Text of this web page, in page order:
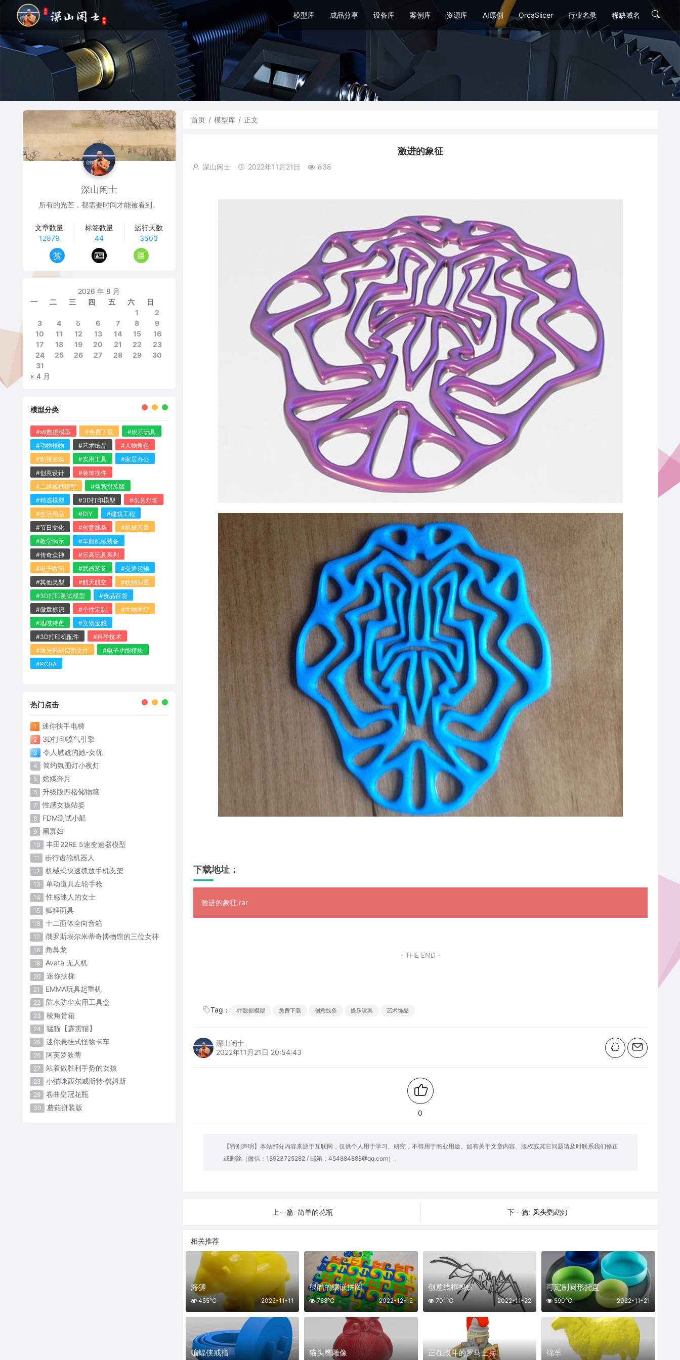
模型库 成品分享 设备库 案例库 资源库 AI原创 OrcaSlicer 行业名录 稀缺域名
首页 / 模型库 / 正文
激进的象征
深山闲士 2022年11月21日 838
下载地址：
激进的象征.rar
- THE END -
Tag： stl数据模型 免费下载 创意线条 娱乐玩具 艺术饰品
深山闲士
2022年11月21日 20:54:43
0
【特别声明】本站部分内容来源于互联网，仅供个人用于学习、研究，不得用于商业用途。如有关于文章内容、版权或其它问题请及时联系我们修正
或删除（微信：18923725282 / 邮箱：454884888@qq.com）。
上一篇: 简单的花瓶 下一篇: 凤头鹦鹉灯
相关推荐
海狮
2022-11-11
455℃
很酷的镶嵌拼图
2022-12-12
788℃
创意线框蚂蚁
2022-11-22
701℃
可定制圆形托盘
2022-11-21
590℃
蝙蝠侠戒指 猫头鹰雕像 正在战斗的罗马士兵 绵羊
深山闲士
所有的光芒，都需要时间才能被看到。
文章数量
12879
标签数量
44
运行天数
3503
赏
2026 年 8 月
一
二 三 四 五 六
日
1
2
3
4 5 6 7 8
9
10
11 12 13 14 15
16
17
18 19 20 21 22
23
24
25 26 27 28 29
30
31
« 4 月
模型分类
#stl数据模型 #免费下载
#娱乐玩具
#动物植物
#艺术饰品
#人物角色
#影视游戏
#实用工具
#家居办公
#创意设计
#装饰摆件
#二维线框模型
#益智拼装版
#精选模型
#3D打印模型
#创意灯饰
#生活用品
#DIY
#建筑工程
#节日文化
#创意线条
#机械装置
#教学演示
#车船机械装备
#传奇众神
#乐高玩具系列
#电子数码
#武器装备
#交通运输
#其他类型
#航天航空
#收纳归置
#3D打印测试模型
#食品百货
#徽章标识
#个性定制
#生物医疗
#地域特色
#文物宝藏
#3D打印机配件
#科学技术
#激光雕刻切割文件
#电子功能模块
#PCBA
热门点击
1 迷你扶手电梯
2 3D打印喷气引擎
3 令人尴尬的她-女优
4 简约氛围灯小夜灯
5 嫦娥奔月
6 升级版四格储物箱
7 性感女孩站姿
8 FDM测试小船
9 黑寡妇
10 丰田22RE 5速变速器模型
11 步行齿轮机器人
12 机械式快速抓放手机支架
13 单动道具左轮手枪
14 性感迷人的女士
15 狐狸面具
16 十二面体全向音箱
17 俄罗斯埃尔米蒂奇博物馆的三位女神
18 角鼻龙
19 Avata 无人机
20 迷你扶梯
21 EMMA玩具起重机
22 防水防尘实用工具盒
23 棱角音箱
24 猛猫【霹雳猫】
25 迷你悬挂式怪物卡车
26 阿芙罗狄蒂
27 站着做胜利手势的女孩
28 小猫咪西尔威斯特·詹姆斯
29 卷曲皇冠花瓶
30 蘑菇拼装版